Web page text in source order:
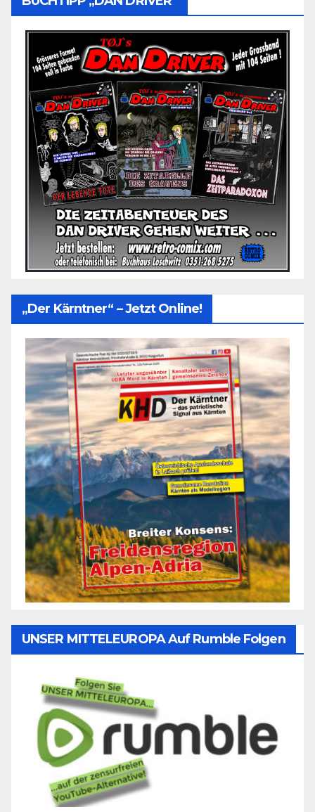
„Der Kärntner“ – Jetzt Online!
UNSER MITTELEUROPA Auf Rumble Folgen